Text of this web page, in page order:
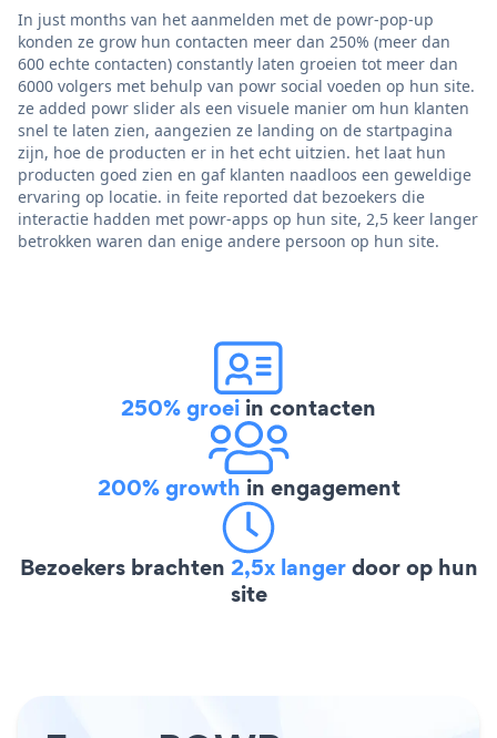
In just months van het aanmelden met de powr-pop-up
konden ze grow hun contacten meer dan 250% (meer dan
600 echte contacten) constantly laten groeien tot meer dan
6000 volgers met behulp van powr social voeden op hun site.
ze added powr slider als een visuele manier om hun klanten
snel te laten zien, aangezien ze landing on de startpagina
zijn, hoe de producten er in het echt uitzien. het laat hun
producten goed zien en gaf klanten naadloos een geweldige
ervaring op locatie. in feite reported dat bezoekers die
interactie hadden met powr-apps op hun site, 2,5 keer langer
betrokken waren dan enige andere persoon op hun site.
250% groei in contacten
200% growth in engagement
Bezoekers brachten 2,5x langerdoor op hun
site